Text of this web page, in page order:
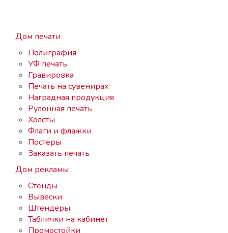
Дом печати
Полиграфия
УФ печать
Гравировка
Печать на сувенирах
Наградная продукция
Рулонная печать
Холсты
Флаги и флажки
Постеры
Заказать печать
Дом рекламы
Стенды
Вывески
Штендеры
Таблички на кабинет
Промостойки